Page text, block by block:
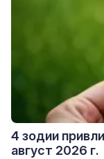
4 зодии
август 2026 г.